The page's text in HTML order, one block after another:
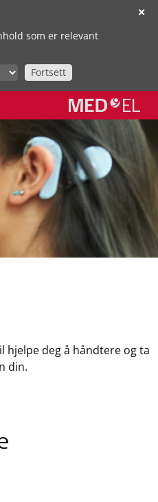
✕
som er relevant
Fortsett
hjelpe deg å håndtere og ta
din.